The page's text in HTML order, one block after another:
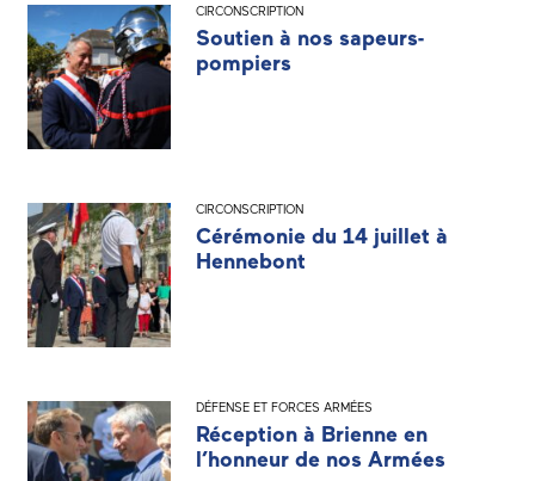
CIRCONSCRIPTION
Soutien à nos sapeurs-
pompiers
CIRCONSCRIPTION
Cérémonie du 14 juillet à
Hennebont
DÉFENSE ET FORCES ARMÉES
Réception à Brienne en
l’honneur de nos Armées